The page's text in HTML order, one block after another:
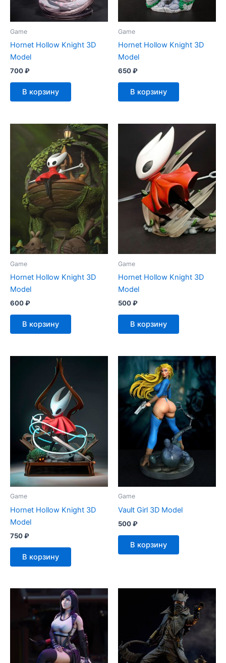
Game
Hornet Hollow Knight 3D
Model
700₽
В корзину
Game
Hornet Hollow Knight 3D
Model
650₽
В корзину
Game
Hornet Hollow Knight 3D
Model
600₽
В корзину
Game
Hornet Hollow Knight 3D
Model
500₽
В корзину
Game
Hornet Hollow Knight 3D
Model
750₽
В корзину
Game
Vault Girl 3D Model
500₽
В корзину